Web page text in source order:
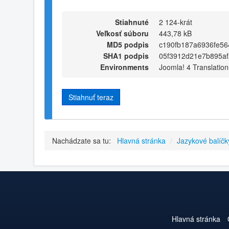
Stiahnuté
2 124-krát
Veľkosť súboru
443,78 kB
MD5 podpis
SHA1 podpis
Environments
Joomla! 4
Stiahnuť teraz
Nachádzate sa tu: Hlavná stránka / Jazykové
Hlavná stránka